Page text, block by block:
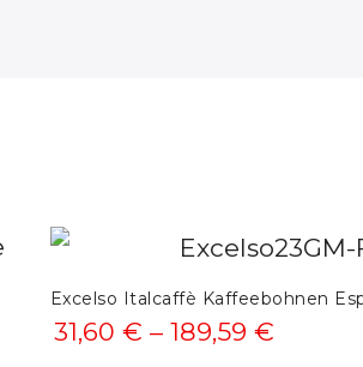
Excelso Italcaffè Kaffeebohnen
31,60 € – 189,59 €